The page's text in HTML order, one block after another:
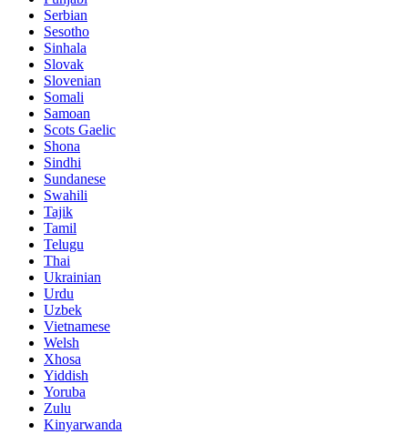
Serbian
Sesotho
Sinhala
Slovak
Slovenian
Somali
Samoan
Scots Gaelic
Shona
Sindhi
Sundanese
Swahili
Tajik
Tamil
Telugu
Thai
Ukrainian
Urdu
Uzbek
Vietnamese
Welsh
Xhosa
Yiddish
Yoruba
Zulu
Kinyarwanda